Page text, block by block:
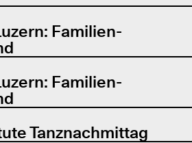
Familien-
Familien-
Tanznachmittag